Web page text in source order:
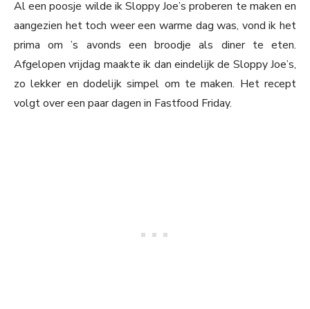
Al een poosje wilde ik Sloppy Joe’s proberen te maken en
aangezien het toch weer een warme dag was, vond ik het
prima om ’s avonds een broodje als diner te eten.
Afgelopen vrijdag maakte ik dan eindelijk de Sloppy Joe’s,
zo lekker en dodelijk simpel om te maken. Het recept
volgt over een paar dagen in Fastfood Friday.